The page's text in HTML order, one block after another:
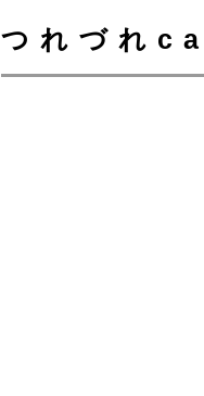
つれづれ